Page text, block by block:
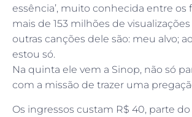
essência’, muito conhecida entre os
mais de 153 milhões de
outras canções dele são: meu alvo;
estou só.
Na quinta ele vem a Sinop, não só
com a missão de trazer uma
Os ingressos custam R$ 40, parte do